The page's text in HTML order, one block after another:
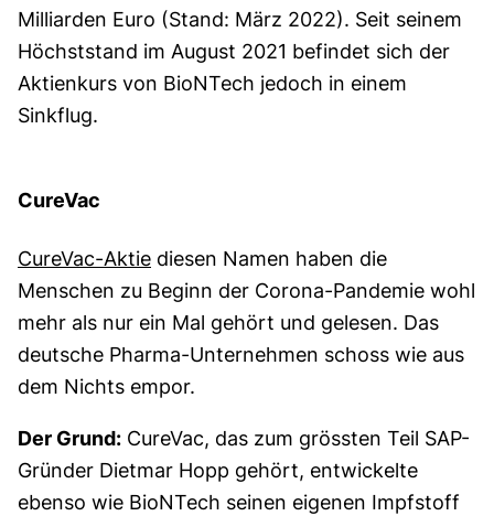
Milliarden Euro (Stand: März 2022). Seit seinem
Höchststand im August 2021 befindet sich der
Aktienkurs von BioNTech jedoch in einem
Sinkflug.
CureVac
CureVac-Aktie diesen Namen haben die
Menschen zu Beginn der Corona-Pandemie wohl
mehr als nur ein Mal gehört und gelesen. Das
deutsche Pharma-Unternehmen schoss wie aus
dem Nichts empor.
Der Grund: CureVac, das zum grössten Teil SAP-
Gründer Dietmar Hopp gehört, entwickelte
ebenso wie BioNTech seinen eigenen Impfstoff